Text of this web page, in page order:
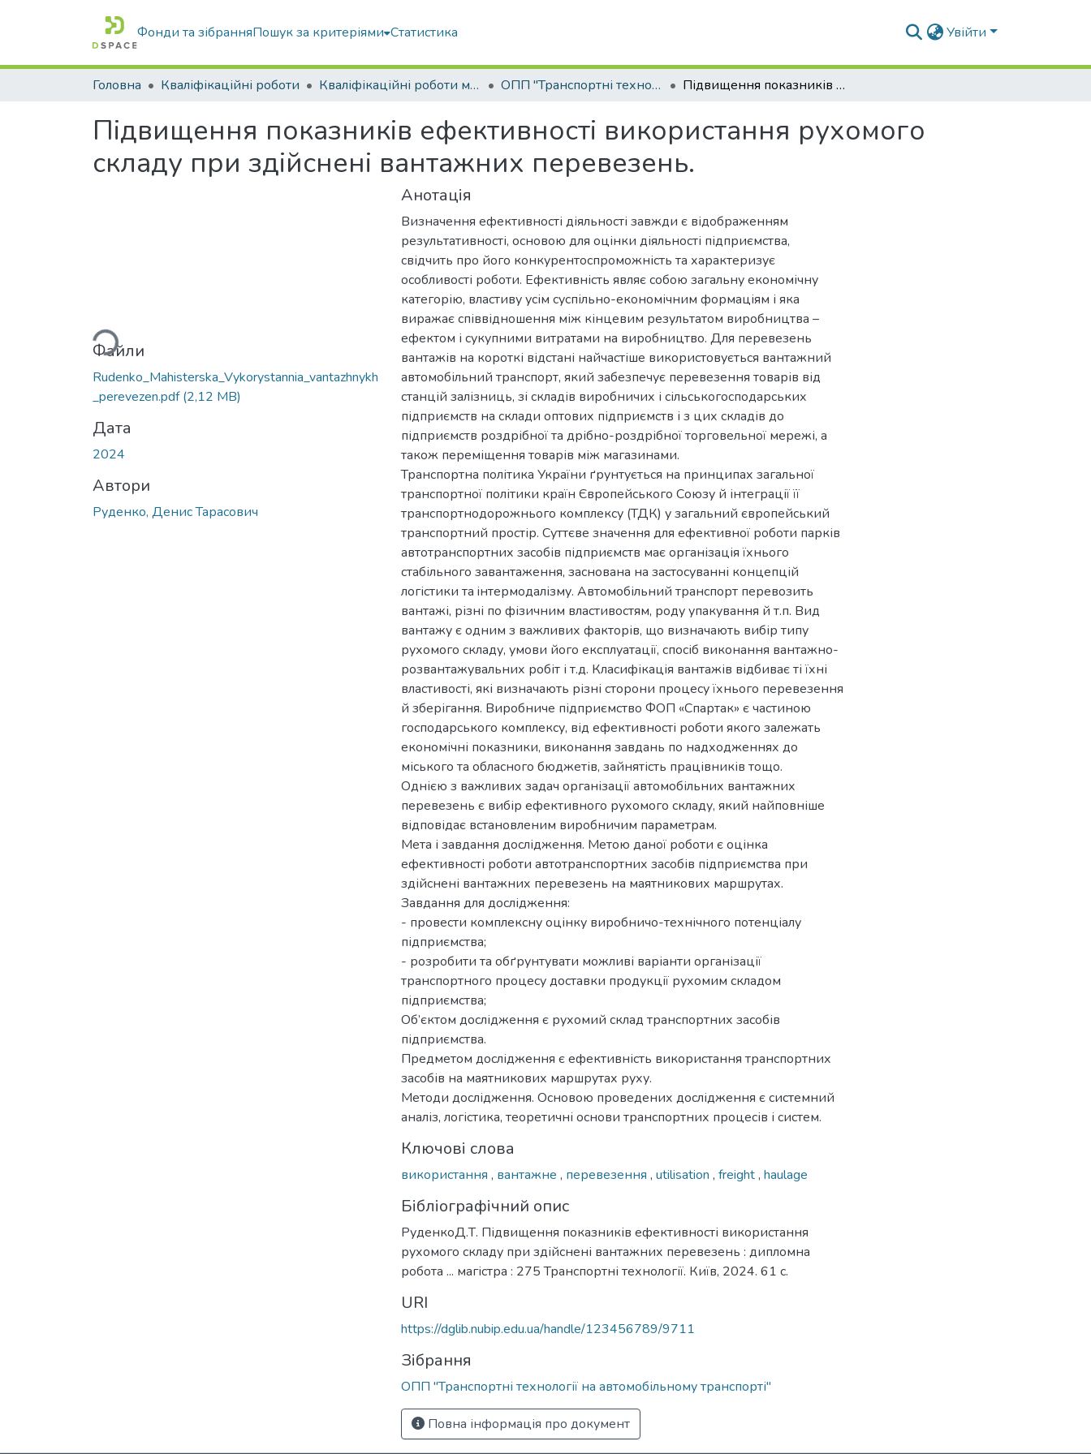
Фонди та зібранняПошук за критеріями Статистика Увійти
Головна Кваліфікаційні роботи Кваліфікаційні роботи магістрів ОПП "Транспортні технології на автомобільному транспорті" Підвищення показників ефективності використання рухомого складу при здійснені вантажних перевезень.
Підвищення показників ефективності використання рухомого
складу при здійснені вантажних перевезень.
Вантажиться...
Файли
Rudenko_Mahisterska_Vykorystannia_vantazhnykh
_perevezen.pdf(2,12 MB)
Дата
2024
Автори
Руденко, Денис Тарасович
Анотація
Визначення ефективності діяльності завжди є відображенням
результативності, основою для оцінки діяльності підприємства,
свідчить про його конкурентоспроможність та характеризує
особливості роботи. Ефективність являє собою загальну економічну
категорію, властиву усім суспільно-економічним формаціям і яка
виражає співвідношення між кінцевим результатом виробництва –
ефектом і сукупними витратами на виробництво. Для перевезень
вантажів на короткі відстані найчастіше використовується вантажний
автомобільний транспорт, який забезпечує перевезення товарів від
станцій залізниць, зі складів виробничих і сільськогосподарських
підприємств на склади оптових підприємств і з цих складів до
підприємств роздрібної та дрібно-роздрібної торговельної мережі, а
також переміщення товарів між магазинами.
Транспортна політика України ґрунтується на принципах загальної
транспортної політики країн Європейського Союзу й інтеграції її
транспортнодорожнього комплексу (ТДК) у загальний європейський
транспортний простір. Суттєве значення для ефективної роботи парків
автотранспортних засобів підприємств має організація їхнього
стабільного завантаження, заснована на застосуванні концепцій
логістики та iнтермодалізму. Автомобільний транспорт перевозить
вантажі, різні по фізичним властивостям, роду упакування й т.п. Вид
вантажу є одним з важливих факторів, що визначають вибір типу
рухомого складу, умови його експлуатації, спосіб виконання вантажно-
розвантажувальних робіт і т.д. Класифікація вантажів відбиває ті їхні
властивості, які визначають різні сторони процесу їхнього перевезення
й зберігання. Виробниче підприємство ФОП «Спартак» є частиною
господарського комплексу, від ефективності роботи якого залежать
економічні показники, виконання завдань по надходженнях до
міського та обласного бюджетів, зайнятість працівників тощо.
Однією з важливих задач організації автомобільних вантажних
перевезень є вибір ефективного рухомого складу, який найповніше
відповідає встановленим виробничим параметрам.
Мета і завдання дослідження. Метою даної роботи є оцінка
ефективності роботи автотранспортних засобів підприємства при
здійснені вантажних перевезень на маятникових маршрутах.
Завдання для дослідження:
- провести комплексну оцінку виробничо-технічного потенціалу
підприємства;
- розробити та обґрунтувати можливі варіанти організації
транспортного процесу доставки продукції рухомим складом
підприємства;
Об’єктом дослідження є рухомий склад транспортних засобів
підприємства.
Предметом дослідження є ефективність використання транспортних
засобів на маятникових маршрутах руху.
Методи дослідження. Основою проведених дослідження є системний
аналіз, логістика, теоретичні основи транспортних процесів і систем.
Ключові слова
використання , вантажне , перевезення , utilisation , freight, haulage
Бібліографічний опис
РуденкоД.Т. Підвищення показників ефективності використання
рухомого складу при здійснені вантажних перевезень : дипломна
робота ... магістра : 275 Транспортні технології. Київ, 2024. 61 с.
URI
https://dglib.nubip.edu.ua/handle/123456789/9711
Зібрання
ОПП "Транспортні технології на автомобільному транспорті"
Повна інформація про документ